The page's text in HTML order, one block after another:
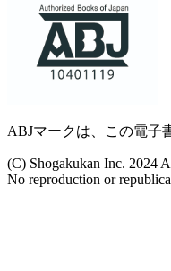
ABJマークは、この電子
(C) Shogakukan Inc. 2024
No reproduction or